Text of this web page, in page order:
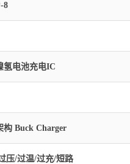
8
氢电池充电IC
构 Buck Charger
压/过温/过充/短路